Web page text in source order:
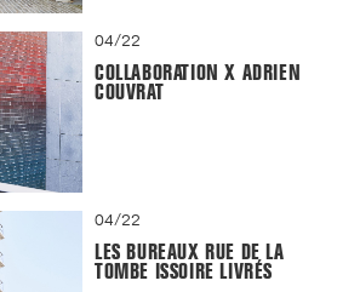
04/22
COLLABORATION X ADRIEN
COUVRAT
04/22
LES BUREAUX RUE DE LA
TOMBE ISSOIRE LIVRÉS